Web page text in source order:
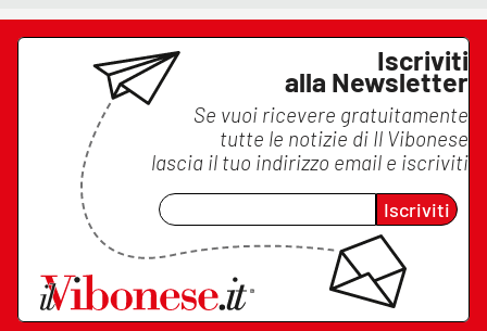
Iscriviti
alla Newsletter
Se vuoi ricevere gratuitamente
tutte le notizie di Il Vibonese
lascia il tuo indirizzo email e iscriviti
Iscriviti